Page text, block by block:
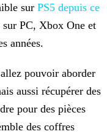
sur PS5 depuis ce
PC, Xbox One et
années.
pouvoir aborder
aussi récupérer des
pour des pièces
des coffres